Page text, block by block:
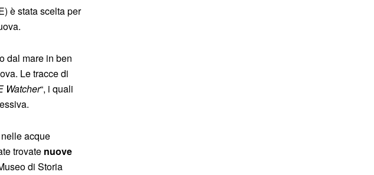
è stata scelta per
dal mare in ben
Le tracce di
Watcher“, i quali
acque
trovate nuove
di Storia